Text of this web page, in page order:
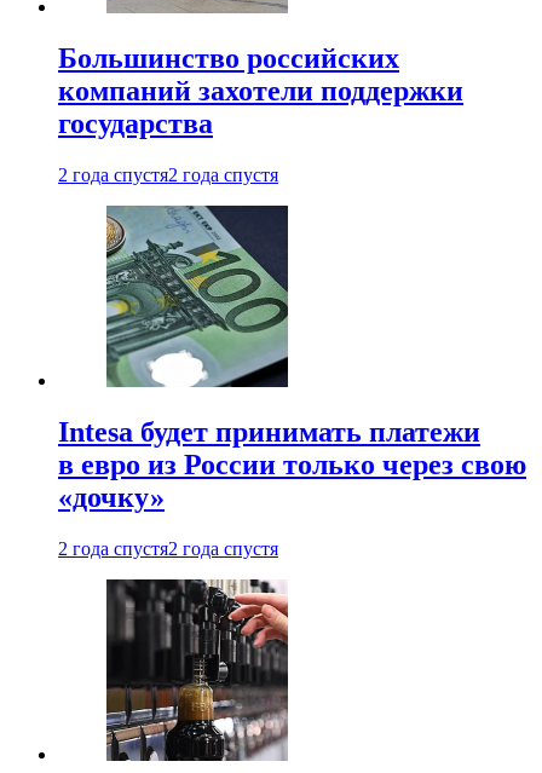
Большинство российских
компаний захотели поддержки
государства
2 года спустя2 года спустя
Intesa будет принимать платежи
в евро из России только через свою
«дочку»
2 года спустя2 года спустя